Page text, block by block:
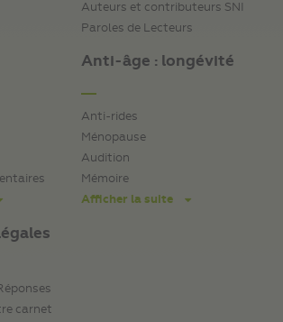
Auteurs et contributeurs SNI
Paroles de Lecteurs
carnet
Anti-âge : longévité
Anti-rides
Ménopause
Audition
Mémoire
Afficher la suite